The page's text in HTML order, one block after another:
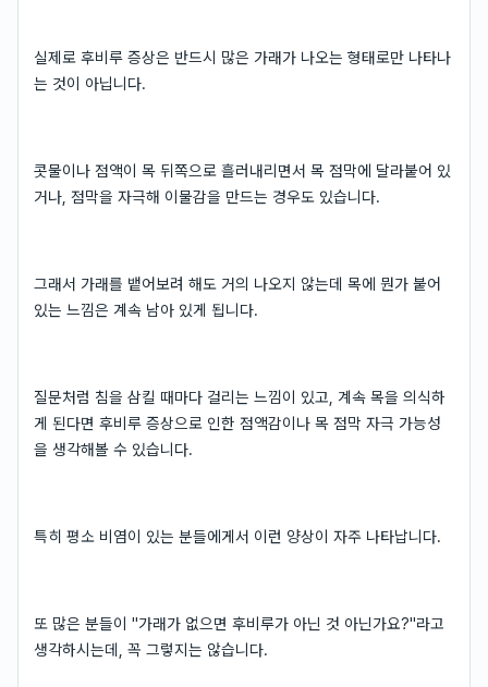
실제로 후비루 증상은 반드시 많은 가래가 나오는 형태로만 나타나
는 것이 아닙니다.
콧물이나 점액이 목 뒤쪽으로 흘러내리면서 목 점막에 달라붙어 있
거나, 점막을 자극해 이물감을 만드는 경우도 있습니다.
그래서 가래를 뱉어보려 해도 거의 나오지 않는데 목에 뭔가 붙어
있는 느낌은 계속 남아 있게 됩니다.
질문처럼 침을 삼킬 때마다 걸리는 느낌이 있고, 계속 목을 의식하
게 된다면 후비루 증상으로 인한 점액감이나 목 점막 자극 가능성
을 생각해볼 수 있습니다.
특히 평소 비염이 있는 분들에게서 이런 양상이 자주 나타납니다.
또 많은 분들이 "가래가 없으면 후비루가 아닌 것 아닌가요?"라고
생각하시는데, 꼭 그렇지는 않습니다.